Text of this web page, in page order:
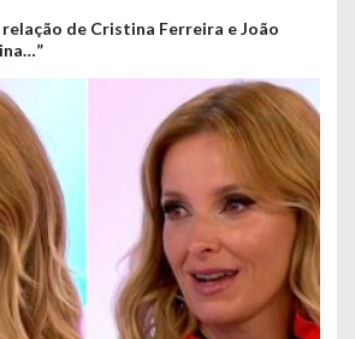
de Cristina Ferreira e João